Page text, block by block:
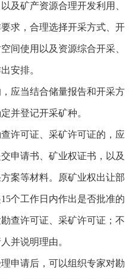
及矿产资源合理开发利用、
求，合理选择开采方式、开
间使用以及资源综合开采、
安排。
应当结合储量报告和开采方
并登记开采矿种。
许可证、采矿许可证的，应
申请书、矿业权证书，以及
案等材料。原矿业权出让部
个工作日内作出是否批准的
查许可证、采矿许可证；不
并说明理由。
申请后，可以组织专家对勘